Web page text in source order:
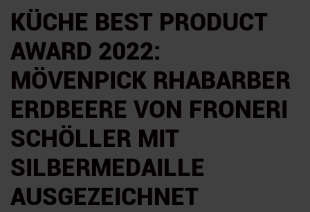
KÜCHE BEST PRODUCT
AWARD 2022:
MÖVENPICK RHABARBER
ERDBEERE VON FRONERI
SCHÖLLER MIT
SILBERMEDAILLE
AUSGEZEICHNET